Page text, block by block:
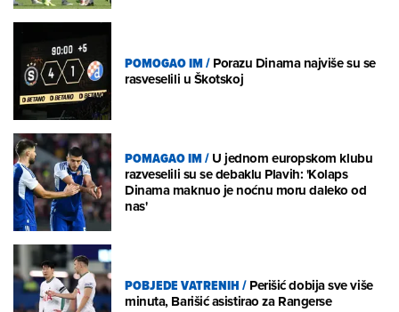
POMOGAO IM/Porazu Dinama najviše su se
rasveselili u Škotskoj
POMAGAO IM/U jednom europskom klubu
razveselili su se debaklu Plavih: 'Kolaps
Dinama maknuo je noćnu moru daleko od
nas'
POBJEDE VATRENIH/Perišić dobija sve više
minuta, Barišić asistirao za Rangerse